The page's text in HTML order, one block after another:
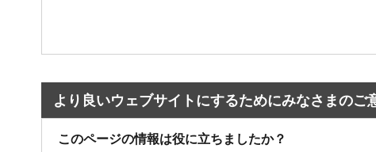
より良いウェブサイトにするためにみなさまのご
このページの情報は役に立ちましたか？